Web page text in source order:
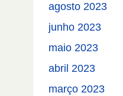
agosto 2023
junho 2023
maio 2023
abril 2023
março 2023